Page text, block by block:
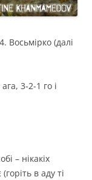
Восьмірко (далі
3-2-1 го і
– нікакіх
в аду ті